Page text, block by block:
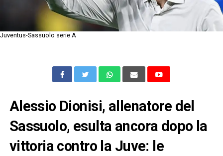
Juventus-Sassuolo serie A
Alessio Dionisi, allenatore del
Sassuolo, esulta ancora dopo la
vittoria contro la Juve: le